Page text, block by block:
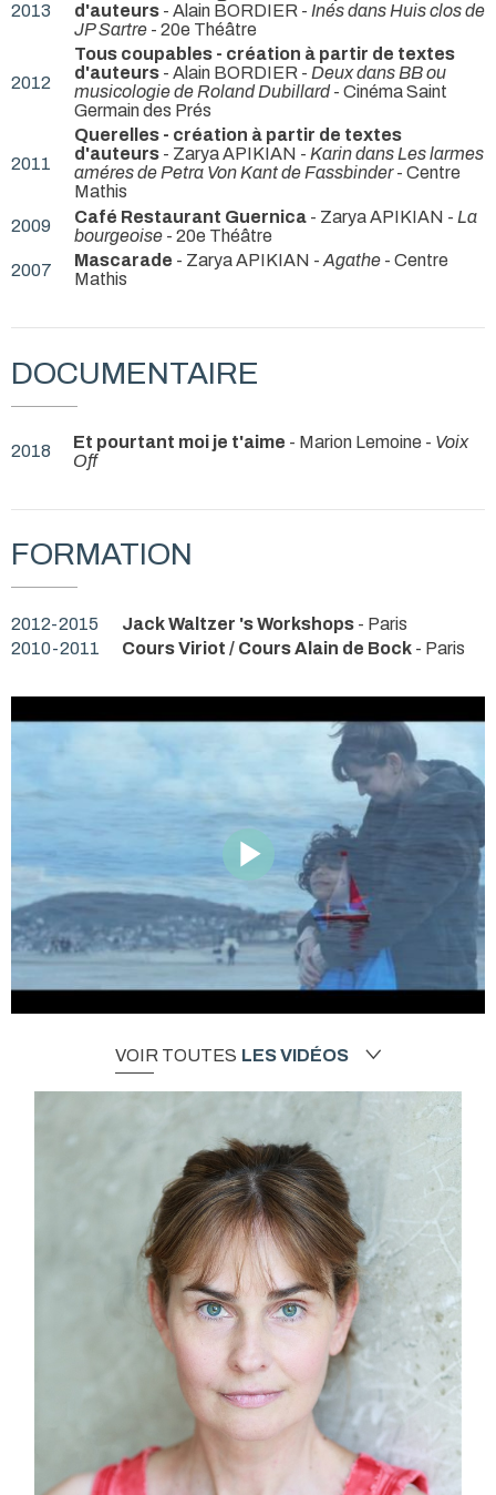
VOIR TOUTES LES VIDÉOS
2013
d'auteurs - Alain BORDIER - Inés dans Huis clos de
JP Sartre - 20e Théâtre
2012
Tous coupables - création à partir de textes
d'auteurs - Alain BORDIER - Deux dans BB ou
musicologie de Roland Dubillard- Cinéma Saint
Germain des Prés
2011
Querelles - création à partir de textes
d'auteurs - Zarya APIKIAN - Karin dans Les larmes
améres de Petra Von Kant de Fassbinder- Centre
Mathis
2009
Café Restaurant Guernica - Zarya APIKIAN - La
bourgeoise - 20e Théâtre
2007
Mascarade - Zarya APIKIAN - Agathe - Centre
Mathis
DOCUMENTAIRE
2018 Et pourtant moi je t'aime - Marion Lemoine - Voix
Off
FORMATION
2012-2015 Jack Waltzer 's Workshops - Paris
2010-2011
Cours Viriot / Cours Alain de Bock - Paris